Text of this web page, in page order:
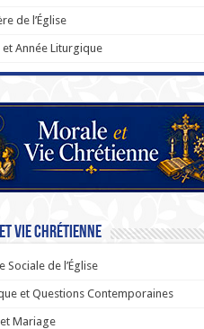
de l’Église
Année Liturgique
Vie Chrétienne
Sociale de l’Église
et Questions Contemporaines
Mariage